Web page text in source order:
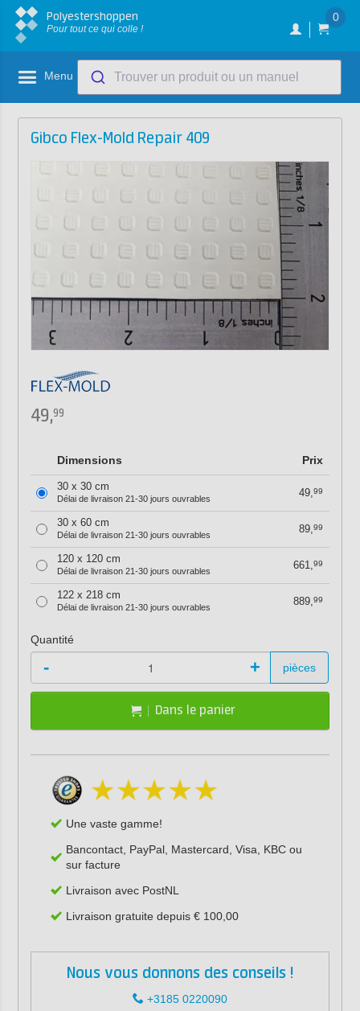
Polyestershoppen
Pour tout ce qui colle !
0
Menu Trouver un produit ou un manuel
Gibco Flex-Mold Repair 409
49,99
Dimensions Prix
30 x 30 cm
Délai de livraison 21-30 jours ouvrables 49,99
30 x 60 cm
Délai de livraison 21-30 jours ouvrables 89,99
120 x 120 cm
Délai de livraison 21-30 jours ouvrables 661,99
122 x 218 cm
Délai de livraison 21-30 jours ouvrables 889,99
Quantité
- + pièces
Dans le panier
Une vaste gamme!
Bancontact, PayPal, Mastercard, Visa, KBC ou
sur facture
Livraison avec PostNL
Livraison gratuite depuis € 100,00
Nous vous donnons des conseils !
+3185 0220090